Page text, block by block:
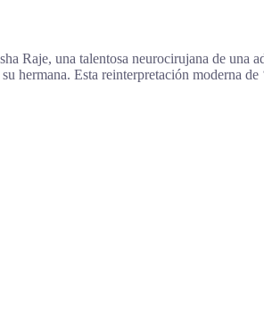
Raje, una talentosa neurocirujana de
hermana. Esta reinterpretación moderna